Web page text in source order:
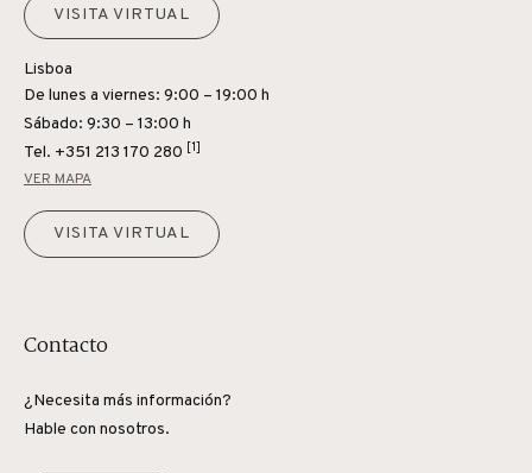
VISITA VIRTUAL
Lisboa
De lunes a viernes: 9:00 – 19:00 h
Sábado: 9:30 – 13:00 h
Tel. +351 213 170 280 [1]
VER MAPA
VISITA VIRTUAL
Contacto
¿Necesita más información?
Hable con nosotros.